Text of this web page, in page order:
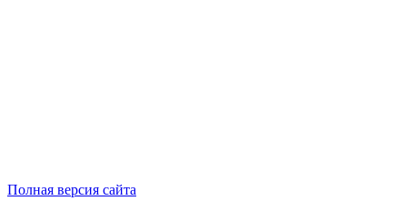
Полная версия сайта